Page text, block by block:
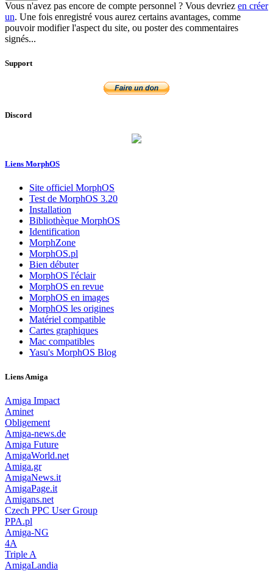
Vous n'avez pas encore de compte personnel ? Vous devriez en créer
un. Une fois enregistré vous aurez certains avantages, comme
pouvoir modifier l'aspect du site, ou poster des commentaires
signés...
Support
Discord
Liens MorphOS
Site officiel MorphOS
Test de MorphOS 3.20
Installation
Bibliothèque MorphOS
Identification
MorphZone
MorphOS.pl
Bien débuter
MorphOS l'éclair
MorphOS en revue
MorphOS en images
MorphOS les origines
Matériel compatible
Cartes graphiques
Mac compatibles
Yasu's MorphOS Blog
Liens Amiga
Amiga Impact
Aminet
Obligement
Amiga-news.de
Amiga Future
AmigaWorld.net
Amiga.gr
AmigaNews.it
AmigaPage.it
Amigans.net
Czech PPC User Group
PPA.pl
Amiga-NG
4A
Triple A
AmigaLandia